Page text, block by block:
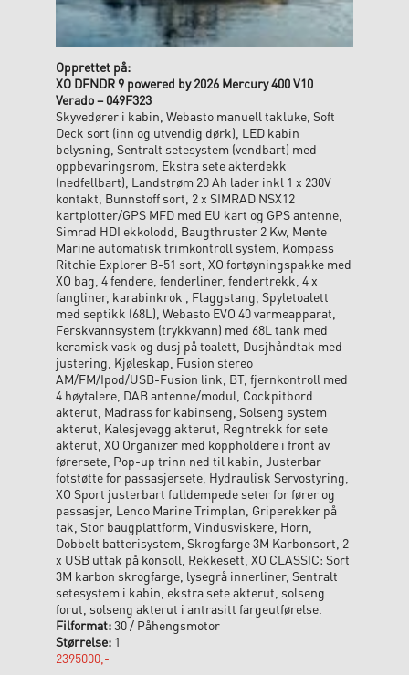
XO DFNDR 9 powered by 2026 Mercury 400 V10
Verado – 049F323
Skyvedører i kabin, Webasto manuell takluke, Soft
Deck sort (inn og utvendig dørk), LED kabin
belysning, Sentralt setesystem (vendbart) med
oppbevaringsrom, Ekstra sete akterdekk
(nedfellbart), Landstrøm 20 Ah lader inkl 1 x 230V
kontakt, Bunnstoff sort, 2 x SIMRAD NSX12
kartplotter/GPS MFD med EU kart og GPS antenne,
Simrad HDI ekkolodd, Baugthruster 2 Kw, Mente
Marine automatisk trimkontroll system, Kompass
Ritchie Explorer B-51 sort, XO fortøyningspakke med
XO bag, 4 fendere, fenderliner, fendertrekk, 4 x
fangliner, karabinkrok , Flaggstang, Spyletoalett
med septikk (68L), Webasto EVO 40 varmeapparat,
Ferskvannsystem (trykkvann) med 68L tank med
keramisk vask og dusj på toalett, Dusjhåndtak med
justering, Kjøleskap, Fusion stereo
AM/FM/Ipod/USB-Fusion link, BT, fjernkontroll med
4 høytalere, DAB antenne/modul, Cockpitbord
akterut, Madrass for kabinseng, Solseng system
akterut, Kalesjevegg akterut, Regntrekk for sete
akterut, XO Organizer med koppholdere i front av
førersete, Pop-up trinn ned til kabin, Justerbar
fotstøtte for passasjersete, Hydraulisk Servostyring,
XO Sport justerbart fulldempede seter for fører og
passasjer, Lenco Marine Trimplan, Griperekker på
tak, Stor baugplattform, Vindusviskere, Horn,
Dobbelt batterisystem, Skrogfarge 3M Karbonsort, 2
x USB uttak på konsoll, Rekkesett, XO CLASSIC: Sort
3M karbon skrogfarge, lysegrå innerliner, Sentralt
setesystem i kabin, ekstra sete akterut, solseng
forut, solseng akterut i antrasitt fargeutførelse.
30 / Påhengsmotor
1
2395000,-